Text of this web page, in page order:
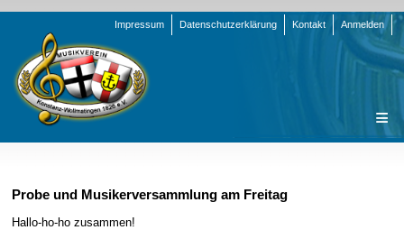
Navigation
Impressum Datenschutzerklärung Kontakt Anmelden
Verein
Vorstand
Orchester
Probe und Musikerversammlung am Freitag
Hallo-ho-ho zusammen!